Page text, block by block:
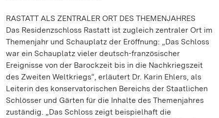
RASTATT ALS ZENTRALER ORT DES THEMENJAHRES
Das Residenzschloss Rastatt ist zugleich zentraler Ort im
Themenjahr und Schauplatz der Eröffnung: „Das Schloss
war ein Schauplatz vieler deutsch-französischer
Ereignisse von der Barockzeit bis in die Nachkriegszeit
des Zweiten Weltkriegs“, erläutert Dr. Karin Ehlers, als
Leiterin des konservatorischen Bereichs der Staatlichen
Schlösser und Gärten für die Inhalte des Themenjahres
zuständig. „Das Schloss zeigt beispielhaft die